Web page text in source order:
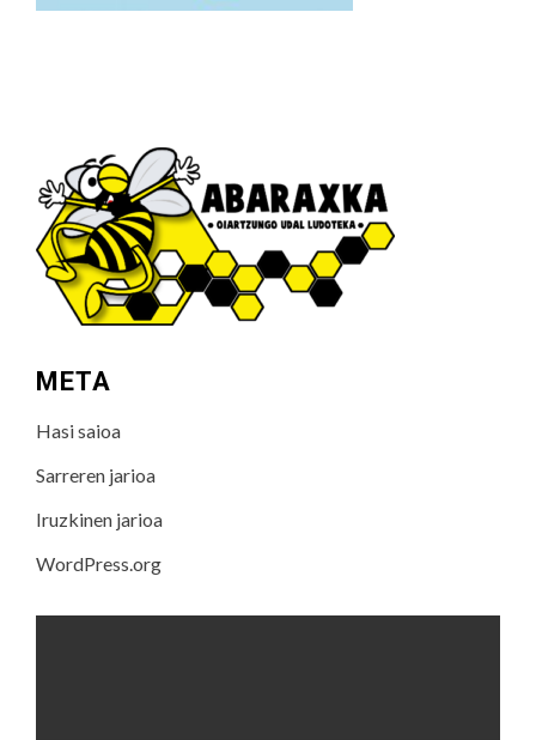
META
Hasi saioa
Sarreren jarioa
Iruzkinen jarioa
WordPress.org